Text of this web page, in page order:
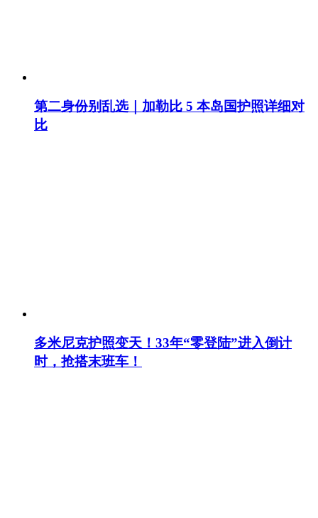
第二身份别乱选｜加勒比 5 本岛国护照详细对
比
多米尼克护照变天！33年“零登陆”进入倒计
时，抢搭末班车！